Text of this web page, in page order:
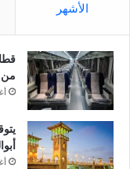
الأشهر
من